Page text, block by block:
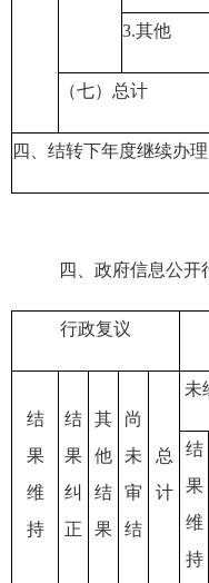
3.其他
（七）总计
四、结转下年度继续办理
四、政府信息公
行政复议
结
果
维
持
结
果
纠
正
其
他
结
果
尚
未
审
结
总
计
未
结
果
维
持